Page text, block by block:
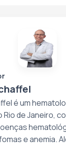
é um
de Janeiro,
e anemia.